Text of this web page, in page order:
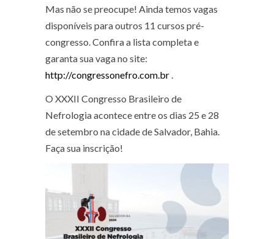
Mas não se preocupe! Ainda temos vagas
disponíveis para outros 11 cursos pré-
congresso. Confira a lista completa e
garanta sua vaga no site:
http://congressonefro.com.br .
O XXXII Congresso Brasileiro de
Nefrologia acontece entre os dias 25 e 28
de setembro na cidade de Salvador, Bahia.
Faça sua inscrição!